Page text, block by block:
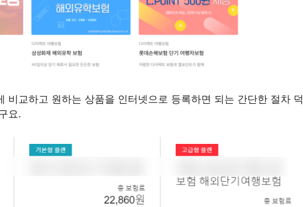
비교하고 원하는 상품을 인터넷으로 등록하면 되는 간단한 절차 덕
요.